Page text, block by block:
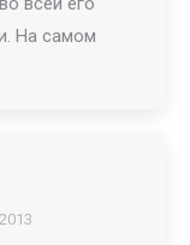
На самом